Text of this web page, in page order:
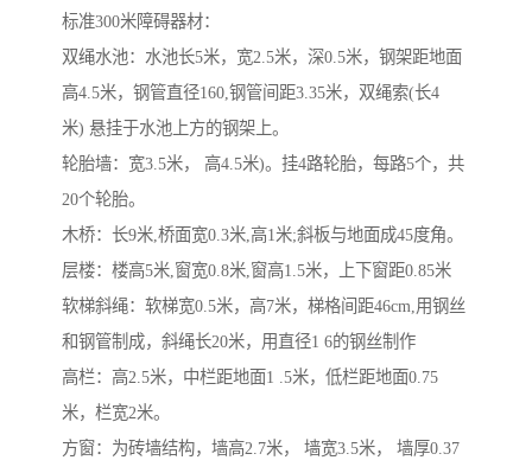
标准300米障碍器材：
双绳水池：水池长5米，宽2.5米，深0.5米，钢架距地面
高4.5米，钢管直径160,钢管间距3.35米，双绳索(长4
米) 悬挂于水池上方的钢架上。
轮胎墙：宽3.5米， 高4.5米)。挂4路轮胎，每路5个，共
20个轮胎。
木桥：长9米,桥面宽0.3米,高1米;斜板与地面成45度角。
层楼：楼高5米,窗宽0.8米,窗高1.5米，上下窗距0.85米
软梯斜绳：软梯宽0.5米，高7米，梯格间距46cm,用钢丝
和钢管制成，斜绳长20米，用直径1 6的钢丝制作
高栏：高2.5米，中栏距地面1 .5米，低栏距地面0.75
米，栏宽2米。
方窗：为砖墙结构，墙高2.7米， 墙宽3.5米， 墙厚0.37